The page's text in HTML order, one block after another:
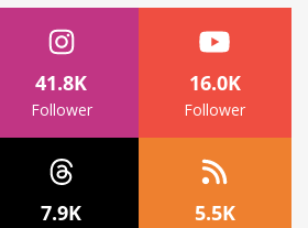
41.8K
Follower
16.0K
Follower
7.9K 5.5K